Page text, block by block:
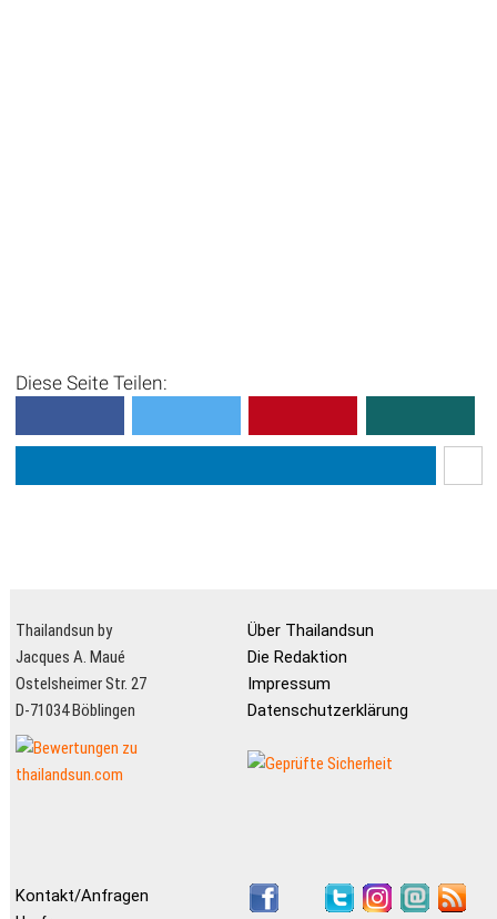
Diese Seite Teilen:
Thailandsun by
Jacques A. Maué
Ostelsheimer Str. 27
D-71034 Böblingen
Über Thailandsun
Die Redaktion
Impressum
Datenschutzerklärung
Kontakt/Anfragen